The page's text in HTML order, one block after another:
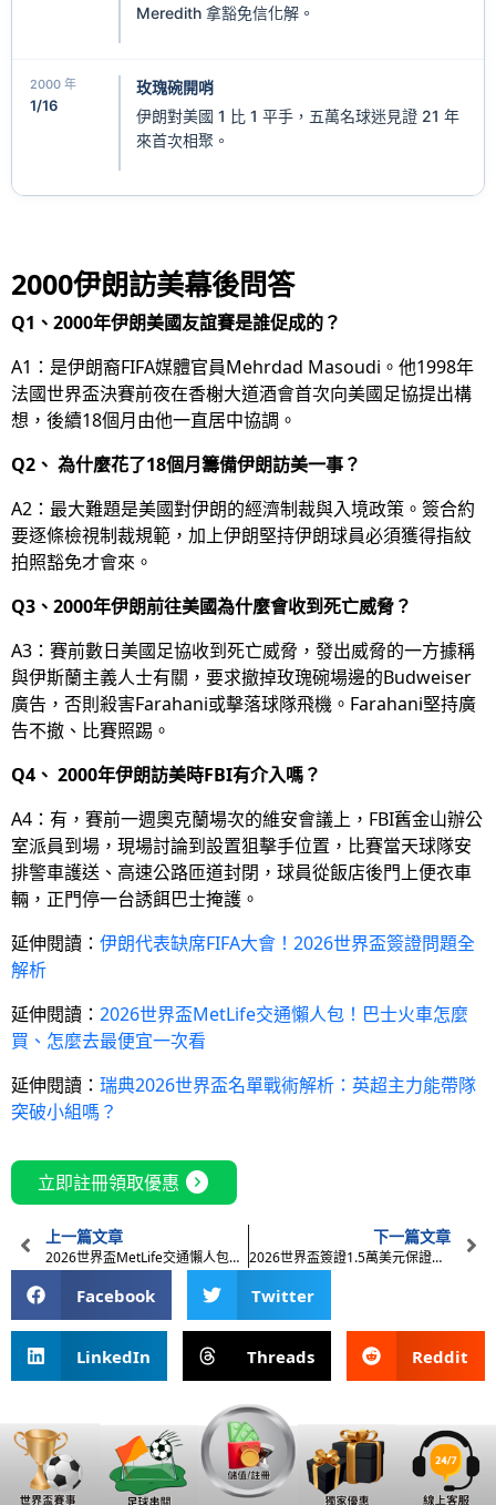
Meredith 拿豁免信化解。
2000 年
1/16
玫瑰碗開哨
伊朗對美國 1 比 1 平手，五萬名球迷見證 21 年
來首次相聚。
2000伊朗訪美幕後問答
Q1、2000年伊朗美國友誼賽是誰促成的？
A1：是伊朗裔FIFA媒體官員Mehrdad Masoudi。他1998年
法國世界盃決賽前夜在香榭大道酒會首次向美國足協提出構
想，後續18個月由他一直居中協調。
Q2、 為什麼花了18個月籌備伊朗訪美一事？
A2：最大難題是美國對伊朗的經濟制裁與入境政策。簽合約
要逐條檢視制裁規範，加上伊朗堅持伊朗球員必須獲得指紋
拍照豁免才會來。
Q3、2000年伊朗前往美國為什麼會收到死亡威脅？
A3：賽前數日美國足協收到死亡威脅，發出威脅的一方據稱
與伊斯蘭主義人士有關，要求撤掉玫瑰碗場邊的Budweiser
廣告，否則殺害Farahani或擊落球隊飛機。Farahani堅持廣
告不撤、比賽照踢。
Q4、 2000年伊朗訪美時FBI有介入嗎？
A4：有，賽前一週奧克蘭場次的維安會議上，FBI舊金山辦公
室派員到場，現場討論到設置狙擊手位置，比賽當天球隊安
排警車護送、高速公路匝道封閉，球員從飯店後門上便衣車
輛，正門停一台誘餌巴士掩護。
延伸閱讀： 伊朗代表缺席FIFA大會！2026世界盃簽證問題全
解析
延伸閱讀： 2026世界盃MetLife交通懶人包！巴士火車怎麼
買、怎麼去最便宜一次看
延伸閱讀： 瑞典2026世界盃名單戰術解析：英超主力能帶隊
突破小組嗎？
立即註冊領取優惠 expand_circle_right
上一篇文章
2026世界盃MetLife交通懶人包！巴士火車怎麼買、怎麼去最便宜一次看
下一篇文章
2026世界盃簽證1.5萬美元保證金取消！球迷真的有受惠嗎？
Facebook Twitter
LinkedIn Threads Reddit